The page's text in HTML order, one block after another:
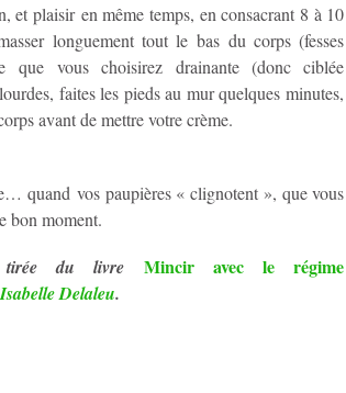
et plaisir en même temps, en consacrant 8 à 10
longuement tout le bas du corps (fesses
que vous choisirez drainante (donc ciblée
faites les pieds au mur quelques minutes,
avant de mettre votre crème.
quand vos paupières « clignotent », que vous
bon moment.
tirée du livreMincir avec le régime
Isabelle Delaleu.